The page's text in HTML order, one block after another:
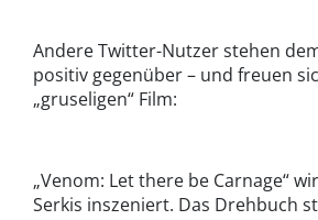
Andere Twitter-Nutzer stehen
positiv gegenüber – und freuen
„gruseligen“ Film:
„Venom: Let there be Carnage“
Serkis inszeniert. Das Drehbuch